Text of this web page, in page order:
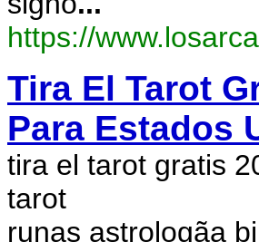
https://
Tira El Tarot
Para Estados
tira el tarot gratis
tarot
runas astrologã­a